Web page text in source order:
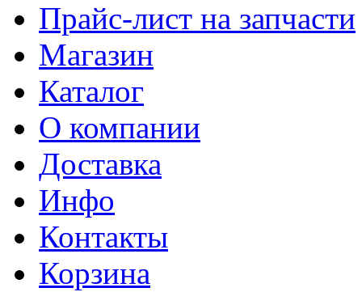
Прайс-лист на запчасти
Магазин
Каталог
О компании
Доставка
Инфо
Контакты
Корзина